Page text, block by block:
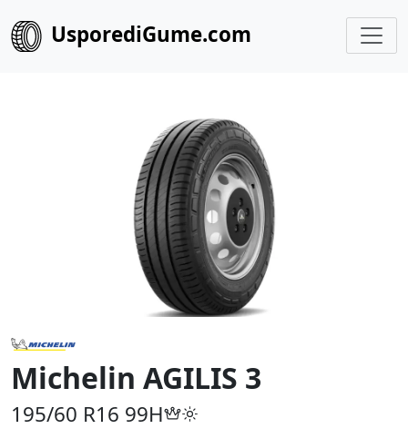
UsporediGume.com
Michelin AGILIS 3
195/60 R16 99H